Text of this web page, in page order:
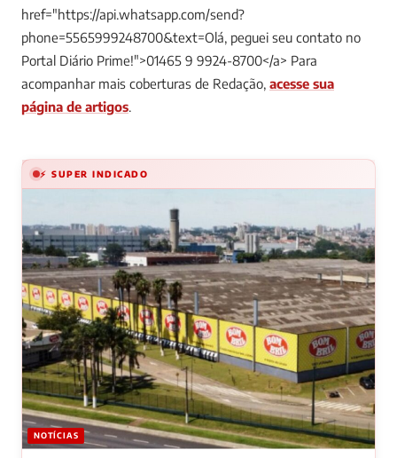
href="https://api.whatsapp.com/send?
phone=5565999248700&text=Olá, peguei seu contato no
Portal Diário Prime!">01465 9 9924-8700</a> Para
acompanhar mais coberturas de Redação, acesse sua
página de artigos.
⚡ SUPER INDICADO
NOTÍCIAS